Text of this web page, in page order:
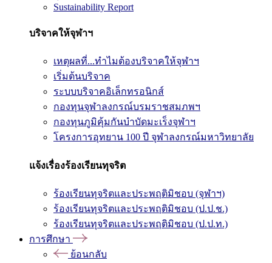
Sustainability Report
บริจาคให้จุฬาฯ
เหตุผลที่...ทำไมต้องบริจาคให้จุฬาฯ
เริ่มต้นบริจาค
ระบบบริจาคอิเล็กทรอนิกส์
กองทุนจุฬาลงกรณ์บรมราชสมภพฯ
กองทุนภูมิคุ้มกันบำบัดมะเร็งจุฬาฯ
โครงการอุทยาน 100 ปี จุฬาลงกรณ์มหาวิทยาลัย
แจ้งเรื่องร้องเรียนทุจริต
ร้องเรียนทุจริตและประพฤติมิชอบ (จุฬาฯ)
ร้องเรียนทุจริตและประพฤติมิชอบ (ป.ป.ช.)
ร้องเรียนทุจริตและประพฤติมิชอบ (ป.ป.ท.)
การศึกษา
ย้อนกลับ